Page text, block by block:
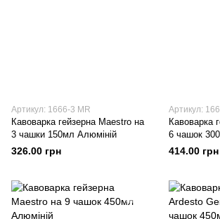
Артикул: 1666-3 MR
Кавоварка гейзерна Maestro на
3 чашки 150мл Алюміній
326.00 грн
Артикул:
Кавоварка
6 чашок
414.00 грн